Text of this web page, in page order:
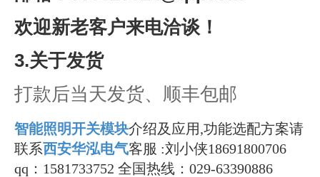
欢迎新老客户来电洽谈！
3.关于发货
打款后当天发货、顺丰包邮
智能照明开关模块介绍及应用,功能选配方案请
联系西安华泓电气客服 :刘小侠18691800706
qq：1581733752 全国热线：029-63390886